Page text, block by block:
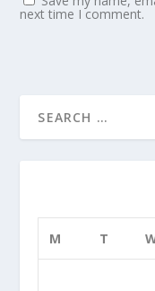
next time I comment.
M T